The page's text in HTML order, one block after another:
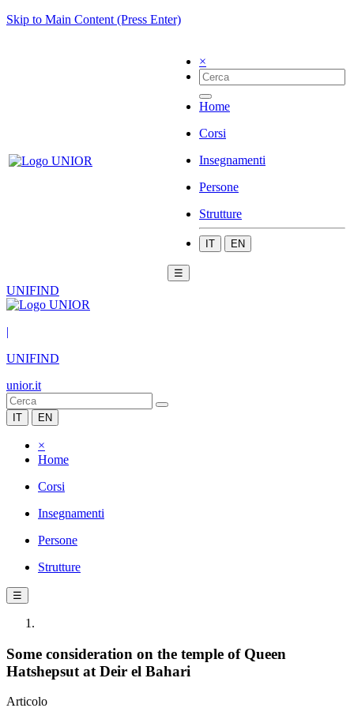
Skip to Main Content (Press Enter)
×
Home
Corsi
Insegnamenti
Persone
Strutture
IT EN
☰
UNIFIND
|
UNIFIND
unior.it
IT EN
×
Home
Corsi
Insegnamenti
Persone
Strutture
☰
Some consideration on the temple of Queen
Hatshepsut at Deir el Bahari
Articolo